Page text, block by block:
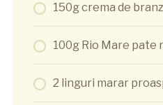
150g crema de
100g Rio Mare pate
2 linguri marar